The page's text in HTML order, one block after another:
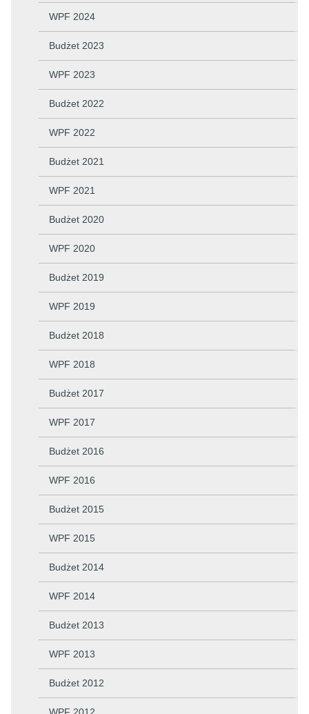
WPF 2024
Budżet 2023
WPF 2023
Budżet 2022
WPF 2022
Budżet 2021
WPF 2021
Budżet 2020
WPF 2020
Budżet 2019
WPF 2019
Budżet 2018
WPF 2018
Budżet 2017
WPF 2017
Budżet 2016
WPF 2016
Budżet 2015
WPF 2015
Budżet 2014
WPF 2014
Budżet 2013
WPF 2013
Budżet 2012